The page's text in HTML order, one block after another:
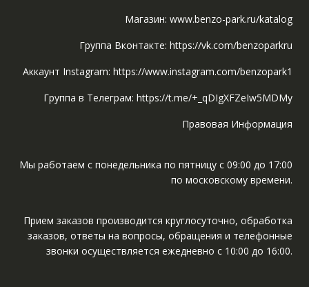
Магазин: www.benzo-park.ru/katalog
Группа Вконтакте: https://vk.com/benzoparkru
Аккаунт Instagram: https://www.instagram.com/benzopark1
Группа в Телеграм: https://t.me/+_qDIgXFZeIw5MDMy
Правовая Информация
Мы работаем с понедельника по пятницу с 09:00 до 17:00
по московскому времени.
Прием заказов производится круглосуточно, обработка
заказов, ответы на вопросы, обращения и телефонные
звонки осуществляется ежедневно с 10:00 до 16:00.